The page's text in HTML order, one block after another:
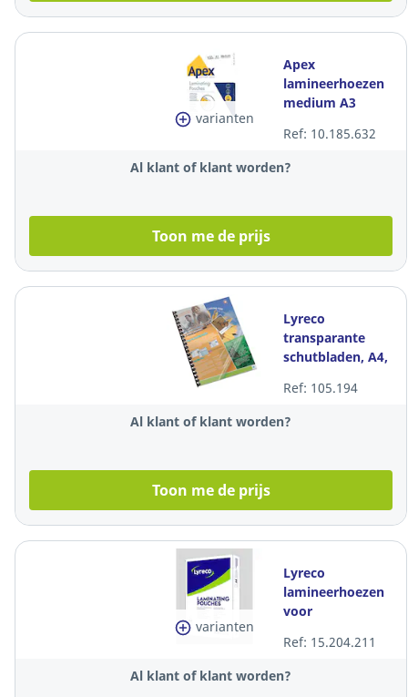
varianten
Apex
lamineerhoezen
medium A3
Ref: 10.185.632
Al klant of klant worden?
Toon me de prijs
Lyreco
transparante
schutbladen, A4,
per 100 stuks
Ref: 105.194
Al klant of klant worden?
Toon me de prijs
varianten
Lyreco
lamineerhoezen
voor
A4, 250 (2x125)
micron, mat, per
100
Ref: 15.204.211
Al klant of klant worden?